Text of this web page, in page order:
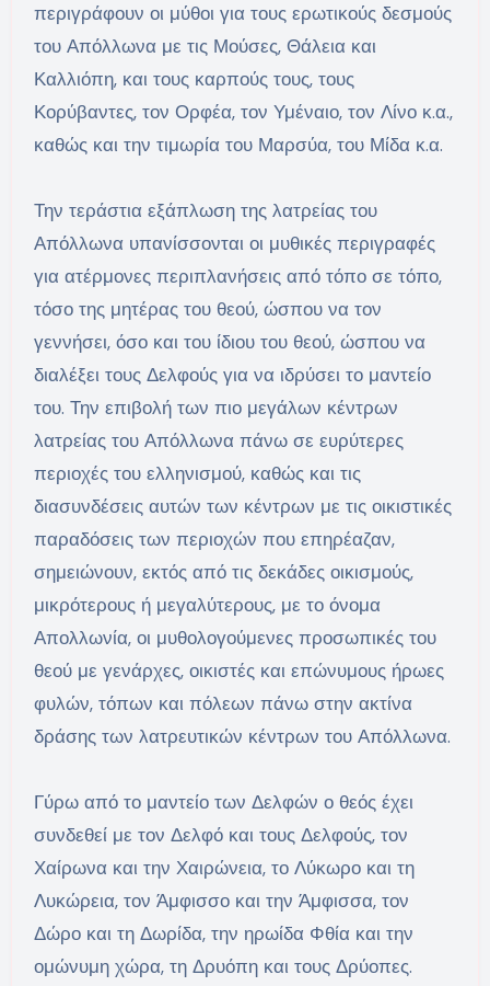
περιγράφουν οι μύθοι για τους ερωτικούς δεσμούς
του Απόλλωνα με τις Μούσες, Θάλεια και
Καλλιόπη, και τους καρπούς τους, τους
Κορύβαντες, τον Ορφέα, τον Υμέναιο, τον Λίνο κ.α.,
καθώς και την τιμωρία του Μαρσύα, του Μίδα κ.α.
Την τεράστια εξάπλωση της λατρείας του
Απόλλωνα υπανίσσονται οι μυθικές περιγραφές
για ατέρμονες περιπλανήσεις από τόπο σε τόπο,
τόσο της μητέρας του θεού, ώσπου να τον
γεννήσει, όσο και του ίδιου του θεού, ώσπου να
διαλέξει τους Δελφούς για να ιδρύσει το μαντείο
του. Την επιβολή των πιο μεγάλων κέντρων
λατρείας του Απόλλωνα πάνω σε ευρύτερες
περιοχές του ελληνισμού, καθώς και τις
διασυνδέσεις αυτών των κέντρων με τις οικιστικές
παραδόσεις των περιοχών που επηρέαζαν,
σημειώνουν, εκτός από τις δεκάδες οικισμούς,
μικρότερους ή μεγαλύτερους, με το όνομα
Απολλωνία, οι μυθολογούμενες προσωπικές του
θεού με γενάρχες, οικιστές και επώνυμους ήρωες
φυλών, τόπων και πόλεων πάνω στην ακτίνα
δράσης των λατρευτικών κέντρων του Απόλλωνα.
Γύρω από το μαντείο των Δελφών ο θεός έχει
συνδεθεί με τον Δελφό και τους Δελφούς, τον
Χαίρωνα και την Χαιρώνεια, το Λύκωρο και τη
Λυκώρεια, τον Άμφισσο και την Άμφισσα, τον
Δώρο και τη Δωρίδα, την ηρωίδα Φθία και την
ομώνυμη χώρα, τη Δρυόπη και τους Δρύοπες.